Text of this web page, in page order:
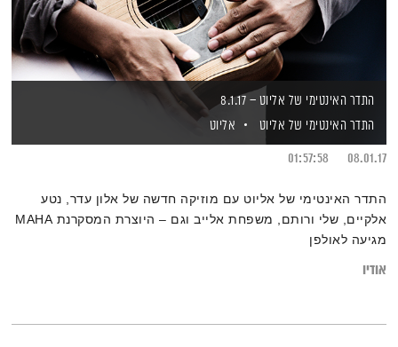
התדר האינטימי של אליוט – 8.1.17
התדר האינטימי של אליוט
אליוט
08.01.17
01:57:58
התדר האינטימי של אליוט עם מוזיקה חדשה של אלון עדר, נטע
אלקיים, שלי ורותם, משפחת אלייב וגם – היוצרת המסקרנת MAHA
מגיעה לאולפן
אודיו